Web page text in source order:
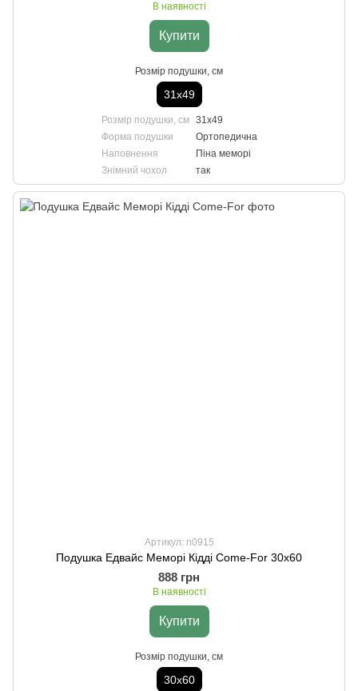
В наявності
Купити
Розмір подушки, см
31х49
Розмір подушки, см
31х49
Форма подушки
Ортопедична
Наповнення
Піна меморі
Знімний чохол
так
Артикул: n0915
Подушка Едвайс Меморі Кідді Come-For 30х60
888 грн
В наявності
Купити
Розмір подушки, см
30х60